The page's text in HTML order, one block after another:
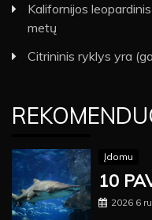
Kalifornijos
metų
Citrininis ryklys yra
Įdomu
10
2026 6